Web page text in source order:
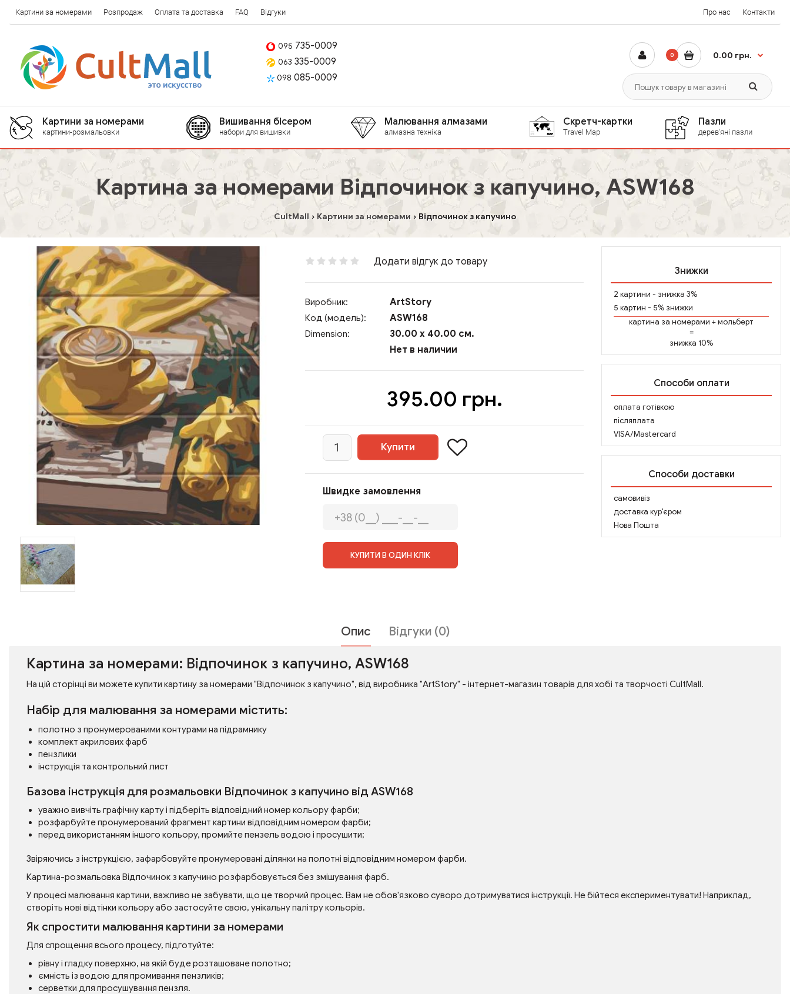
Картини за номерами Розпродаж Оплата та доставка FAQ Відгуки Про нас Контакти
095 735-0009
063 335-0009
098 085-0009
0 0.00 грн.
Картини за номерами
картини-розмальовки
Вишивання бісером
набори для вишивки
Малювання алмазами
алмазна техніка
Скретч-картки
Travel Map
Пазли
дерев'яні пазли
Картина за номерами Відпочинок з капучино, ASW168
CultMall Картини за номерами Відпочинок з капучино
Додати відгук до товару
Виробник: ArtStory
Код (модель): ASW168
Dimension:
30.00 x 40.00 см.
Нет в наличии
395.00 грн.
Швидке замовлення
КУПИТИ В ОДИН КЛІК
Знижки
2 картини - знижка 3%
5 картин - 5% знижки
картина за номерами +мольберт
=
знижка 10%
Способи оплати
оплата готівкою
післяплата
VISA/Mastercard
Способи доставки
самовивіз
доставка кур'єром
Нова Пошта
Опис Відгуки (0)
Картина за номерами: Відпочинок з капучино, ASW168
На цій сторінці ви можете купити картину за номерами "Відпочинок з капучино", від виробника "ArtStory" - інтернет-магазин товарів для хобі та творчості CultMall.
Набір для малювання за номерами містить:
полотно з пронумерованими контурами на підрамнику
комплект акрилових фарб
пензлики
інструкція та контрольний лист
Базова інструкція для розмальовки Відпочинок з капучино від ASW168
уважно вивчіть графічну карту і підберіть відповідний номер кольору фарби;
розфарбуйте пронумерований фрагмент картини відповідним номером фарби;
перед використанням іншого кольору, промийте пензель водою і просушити;
Звіряючись з інструкцією, зафарбовуйте пронумеровані ділянки на полотні відповідним номером фарби.
Картина-розмальовка Відпочинок з капучино розфарбовується без змішування фарб.
У процесі малювання картини, важливо не забувати, що це творчий процес. Вам не обов'язково суворо дотримуватися інструкції. Не бійтеся експериментувати! Наприклад,
створіть нові відтінки кольору або застосуйте свою, унікальну палітру кольорів.
Як спростити малювання картини за номерами
Для спрощення всього процесу, підготуйте:
рівну і гладку поверхню, на якій буде розташоване полотно;
ємність із водою для промивання пензликів;
серветки для просушування пензля.